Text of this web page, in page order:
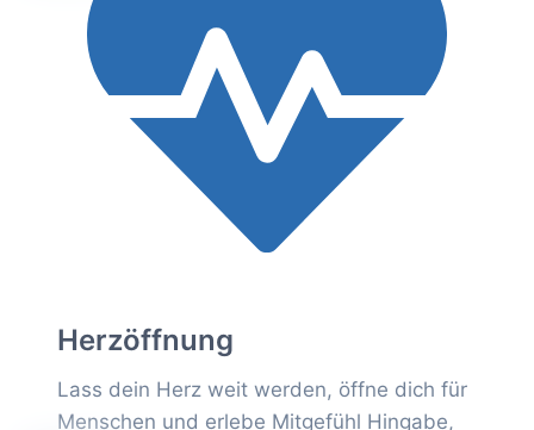
Herzöffnung
Lass dein Herz weit werden, öffne dich für
Menschen und erlebe Mitgefühl Hingabe,